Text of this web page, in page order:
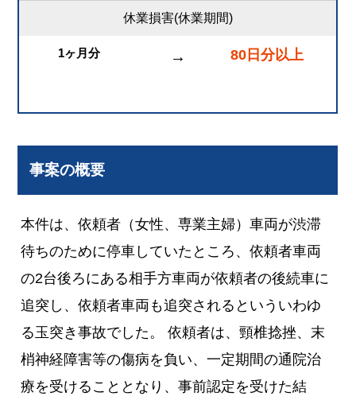
休業損害(休業期間)
1ヶ月分 → 80日分以上
事案の概要
本件は、依頼者（女性、専業主婦）車両が渋滞
待ちのために停車していたところ、依頼者車両
の2台後ろにある相手方車両が依頼者の後続車に
追突し、依頼者車両も追突されるといういわゆ
る玉突き事故でした。 依頼者は、頸椎捻挫、末
梢神経障害等の傷病を負い、一定期間の通院治
療を受けることとなり、事前認定を受けた結